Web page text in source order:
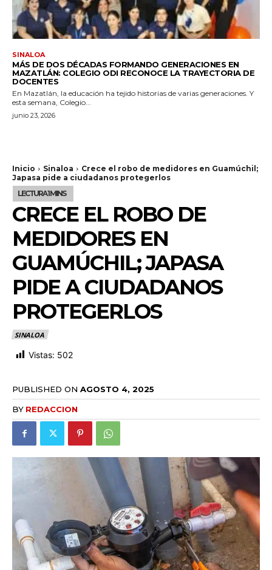
SINALOA
MÁS DE DOS DÉCADAS FORMANDO GENERACIONES EN
MAZATLÁN: COLEGIO ODI RECONOCE LA TRAYECTORIA DE
DOCENTES
En Mazatlán, la educación ha tejido historias de varias generaciones. Y
esta semana, Colegio...
junio 23, 2026